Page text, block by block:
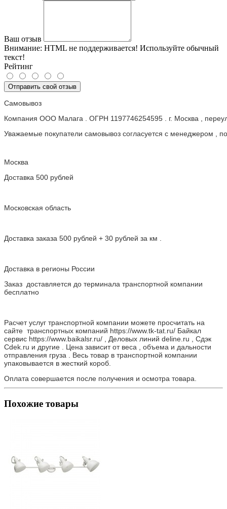
Ваш отзыв
Внимание: HTML не поддерживается! Используйте обычный
текст!
Рейтинг
Отправить свой отзыв
Самовывоз
Компания ООО Малага . ОГРН 1197746254595 . г. Москва ,
Уважаемые покупатели самовывоз согласуется с менеджером ,
Москва
Доставка 500 рублей
Московская область
Доставка заказа 500 рублей + 30 рублей за км .
Доставка в регионы России
Заказ доставляется до терминала транспортной компании
бесплатно
Расчет услуг транспортной компании можете просчитать на
сайте транспортных компаний https://www.tk-tat.ru/ Байкал
сервис https://www.baikalsr.ru/ , Деловых линий deline.ru , Сдэк
Cdek.ru и другие . Цена зависит от веса , объема и дальности
отправления груза . Весь товар в транспортной компании
упаковывается в жесткий короб.
Оплата совершается после получения и осмотра товара.
Похожие товары